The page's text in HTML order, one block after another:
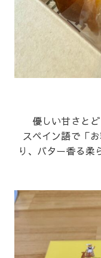
優しい甘さと
スペイン語で「
り、バター香る柔